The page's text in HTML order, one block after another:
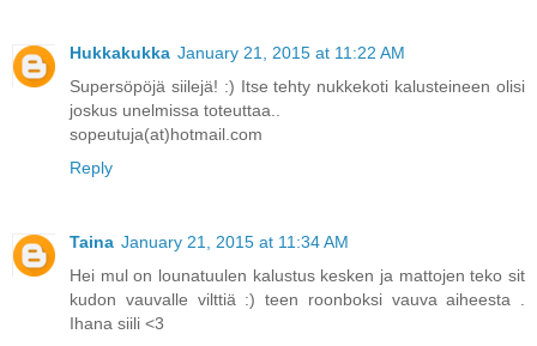
Hukkakukka January 21, 2015 at 11:22 AM
Supersöpöjä siilejä! :) Itse tehty nukkekoti kalusteineen olisi
joskus unelmissa toteuttaa..
sopeutuja(at)hotmail.com
Reply
Taina January 21, 2015 at 11:34 AM
Hei mul on lounatuulen kalustus kesken ja mattojen teko sit
kudon vauvalle vilttiä :) teen roonboksi vauva aiheesta .
Ihana siili <3